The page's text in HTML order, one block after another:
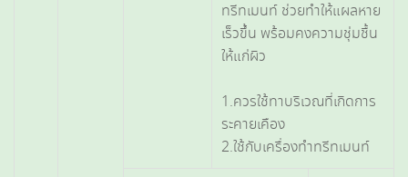
ทรีทเมนท์ ช่วยทำให้แผลหาย
เร็วขึ้น พร้อมคงความชุ่มชื้น
ให้แก่ผิว
1.ควรใช้ทาบริเวณที่เกิดการ
ระคายเคือง
2.ใช้กับเครื่องทำทรีทเมนท์